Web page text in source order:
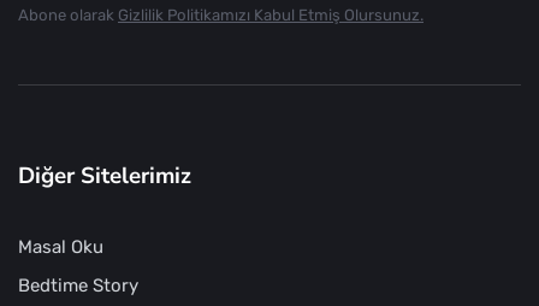
Abone olarak Gizlilik Politikamızı Kabul Etmiş Olursunuz.
Diğer Sitelerimiz
Masal Oku
Bedtime Story